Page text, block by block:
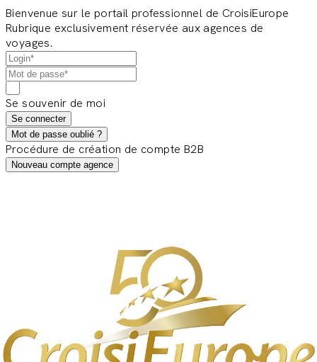
Bienvenue sur le portail professionnel de CroisiEurope
Rubrique exclusivement réservée aux agences de
voyages.
Se souvenir de moi
Se connecter
Mot de passe oublié ?
Procédure de création de compte B2B
Nouveau compte agence